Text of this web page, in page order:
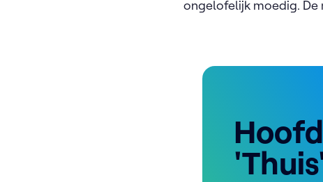
ongelofelijk moedig. De